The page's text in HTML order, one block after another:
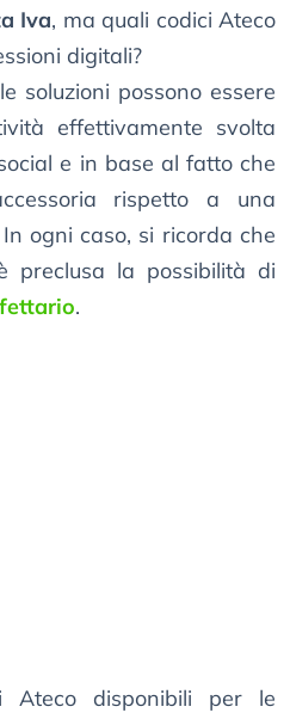
Iva, ma quali codici Ateco
digitali?
soluzioni possono essere
effettivamente svolta
e in base al fatto che
rispetto a una
ogni caso, si ricorda che
la possibilità di
.
Ateco disponibili per le